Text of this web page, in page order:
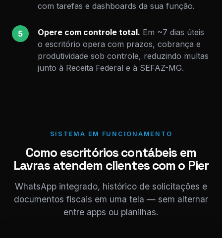
com tarefas e dashboards da sua função.
5 Opere com controle total. Em ~7 dias úteis
o escritório opera com prazos, cobrança e
produtividade sob controle, reduzindo multas
junto à Receita Federal e à SEFAZ-MG.
SISTEMA EM FUNCIONAMENTO
Como escritórios contábeis em
Lavras atendem clientes com o Pier
WhatsApp integrado, histórico de solicitações e
documentos fiscais em uma tela — sem alternar
entre apps ou planilhas.